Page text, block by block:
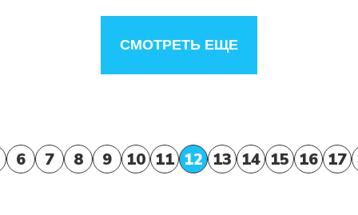
СМОТРЕТЬ ЕЩЕ
6 7 8 9 10 11 12 13 14 15 16 17